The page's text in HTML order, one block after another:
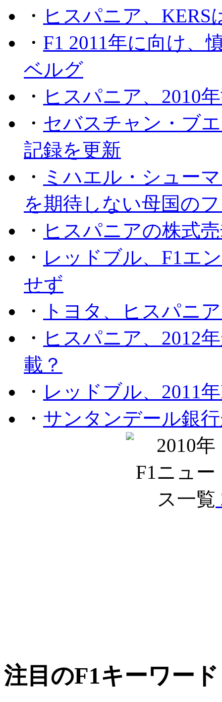
・ ヒスパニア、KERS
・ F1 2011年に向け、
ベルグ
・ ヒスパニア、2010
・ セバスチャン・ブ
記録を更新
・ ミハエル・シュー
を期待しない母国の
・ ヒスパニアの株式
・ レッドブル、F1エ
せず
・
トヨタ、ヒスパニ
・ ヒスパニア、2012
載？
・ レッドブル、2011
・ サンタンデール銀
注目のF1キーワード